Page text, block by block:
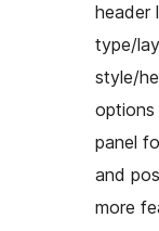
header
type/
style/
panel
and
more